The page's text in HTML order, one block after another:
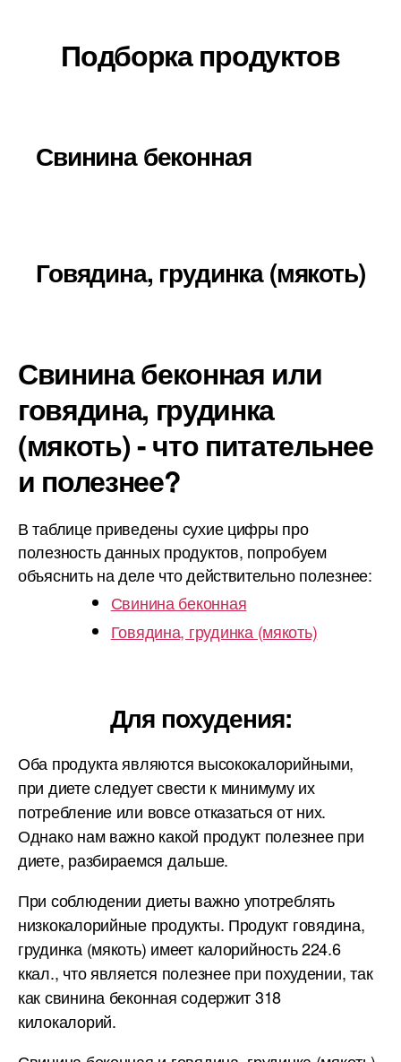
Подборка продуктов
Свинина беконная
Говядина, грудинка (мякоть)
Свинина беконная или
говядина, грудинка
(мякоть) - что питательнее
и полезнее?
В таблице приведены сухие цифры про
полезность данных продуктов, попробуем
объяснить на деле что действительно полезнее:
Свинина беконная
Говядина, грудинка (мякоть)
Для похудения:
Оба продукта являются высококалорийными,
при диете следует свести к минимуму их
потребление или вовсе отказаться от них.
Однако нам важно какой продукт полезнее при
диете, разбираемся дальше.
При соблюдении диеты важно употреблять
низкокалорийные продукты. Продукт говядина,
грудинка (мякоть) имеет калорийность 224.6
ккал., что является полезнее при похудении, так
как свинина беконная содержит 318
килокалорий.